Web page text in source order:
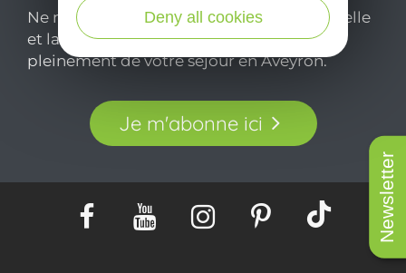
Newsletter
Ne manquez pas notre newsletter mensuelle
et laissez-vous inspirer pour profiter
pleinement de votre séjour en Aveyron.
Je m'abonne ici
Deny all cookies